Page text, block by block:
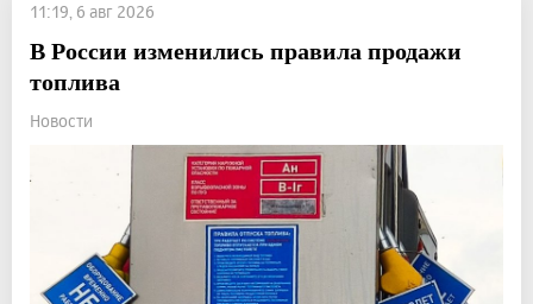
11:19, 6 авг 2026
В России изменились правила продажи
топлива
Новости